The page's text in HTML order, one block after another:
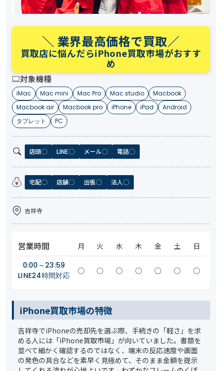
＼ 業界最高価格で買取／
買取店に悩んだらiPhone買取市場がおすす
め
対象機種
iMac Mac mini Mac Pro Mac studio
Macbook
Macbook air
Macbook pro iPhone iPad
Android
タブレット
PC
店頭 LINE メール 電話
宅配 店舗 出張 法人
吉祥寺
営業時間 月 火 水 木 金 土
日
0:00～23:59
LINE24時間対応
○ ○ ○ ○ ○ ○ ○
iPhone買取市場の特徴
吉祥寺でiPhoneの売却先を選ぶ際、手続きの「軽さ」を求
める人には「iPhone買取市場」が向いていました。書類を
並べて細かく確認するのではなく、端末の反応速度や画面
の発色の具合などを素早く見極めて、そのまま金額を提示